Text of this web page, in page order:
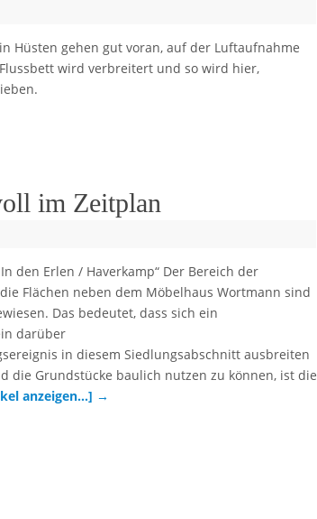
Hüsten gehen gut voran, auf der Luftaufnahme
wird verbreitert und so wird hier,
im Zeitplan
den Erlen / Haverkamp“ Der Bereich der
Flächen neben dem Möbelhaus Wortmann sind
Das bedeutet, dass sich ein
darüber
in diesem Siedlungsabschnitt ausbreiten
die Grundstücke baulich nutzen zu können, ist die
anzeigen…] →